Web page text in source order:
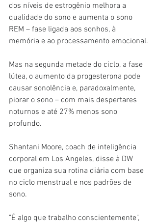
dos níveis de estrogênio melhora a
qualidade do sono e aumenta o sono
REM – fase ligada aos sonhos, à
memória e ao processamento emocional.
Mas na segunda metade do ciclo, a fase
lútea, o aumento da progesterona pode
causar sonolência e, paradoxalmente,
piorar o sono – com mais despertares
noturnos e até 27% menos sono
profundo.
Shantani Moore, coach de inteligência
corporal em Los Angeles, disse à DW
que organiza sua rotina diária com base
no ciclo menstrual e nos padrões de
sono.
"É algo que trabalho conscientemente",